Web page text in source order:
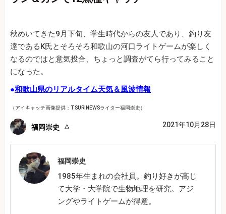
秋めいてきた9月下旬、学生時代からの友人であり、釣り友
達であるK氏とそろそろ和歌山の河口ライトゲームが楽しく
なるのではと意気投合、ちょっと調査がてら行ってみること
になった。
●和歌山県のリアルタイム天気＆風波情報
（アイキャッチ画像提供：TSURINEWSライター福岡崇史）
福岡崇史 2021年10月28日
福岡崇史
1985年生まれの会社員。釣り好きが高じ
て大学・大学院で生物地理を研究。アジ
ングやライトゲームが得意。